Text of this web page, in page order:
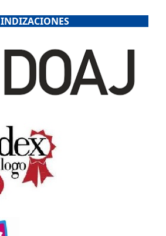
INDIZACIONES